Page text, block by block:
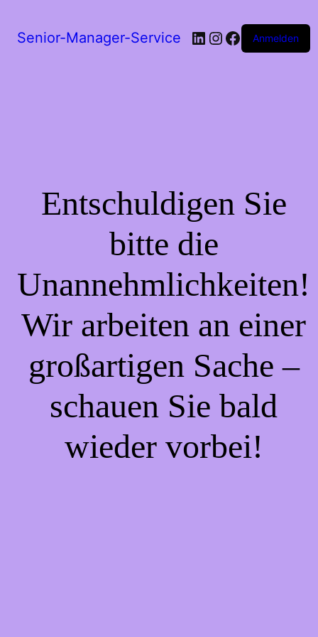
Senior-Manager-Service LinkedIn
Instagram
Facebook
Anmelden
Entschuldigen Sie
bitte die
Unannehmlichkeiten!
Wir arbeiten an einer
großartigen Sache –
schauen Sie bald
wieder vorbei!